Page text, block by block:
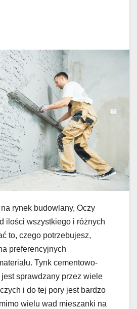
rynek budowlany, Oczy
ilości wszystkiego i różnych
to, czego potrzebujesz,
preferencyjnych
Tynk cementowo-
sprawdzany przez wiele
i do tej pory jest bardzo
wielu wad mieszanki na